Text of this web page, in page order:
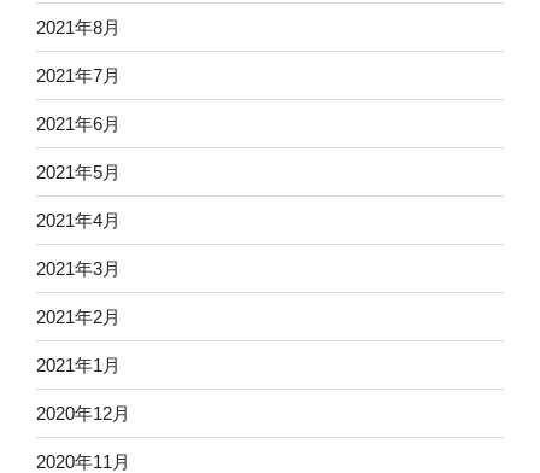
2021年8月
2021年7月
2021年6月
2021年5月
2021年4月
2021年3月
2021年2月
2021年1月
2020年12月
2020年11月